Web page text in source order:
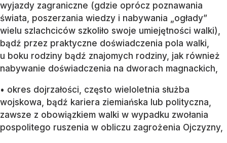
wyjazdy zagraniczne (gdzie oprócz poznawania
świata, poszerzania wiedzy i nabywania „ogłady”
wielu szlachciców szkoliło swoje umiejętności walki),
bądź przez praktyczne doświadczenia pola walki,
u boku rodziny bądź znajomych rodziny, jak również
nabywanie doświadczenia na dworach magnackich,
• okres dojrzałości, często wieloletnia służba
wojskowa, bądź kariera ziemiańska lub polityczna,
zawsze z obowiązkiem walki w wypadku zwołania
pospolitego ruszenia w obliczu zagrożenia Ojczyzny,